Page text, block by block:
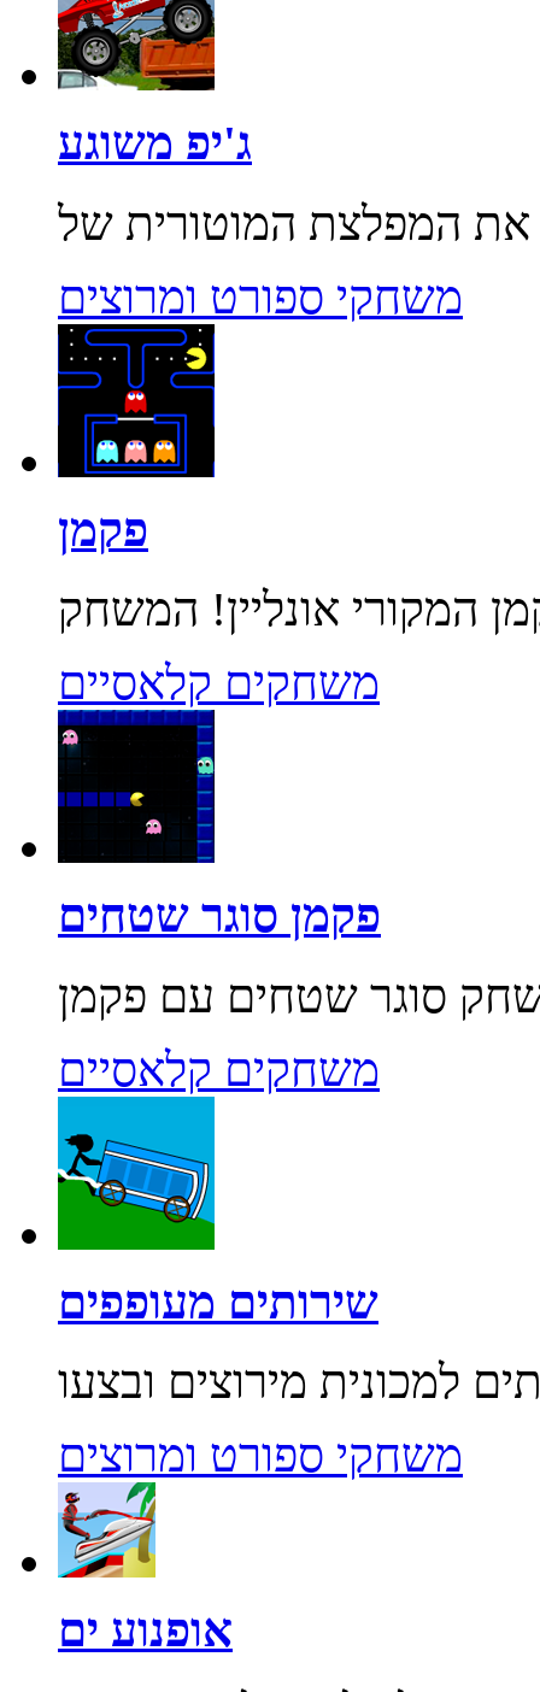
ג'יפ משוגע
משחקי ספורט ומרוצים
פקמן
משחקים קלאסיים
פקמן סוגר שטחים
משחקים קלאסיים
שירותים מעופפים
משחקי ספורט ומרוצים
אופנוע ים